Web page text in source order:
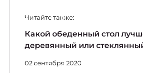
Читайте также:
Какой обеденный стол
деревянный или
02 сентября 2020